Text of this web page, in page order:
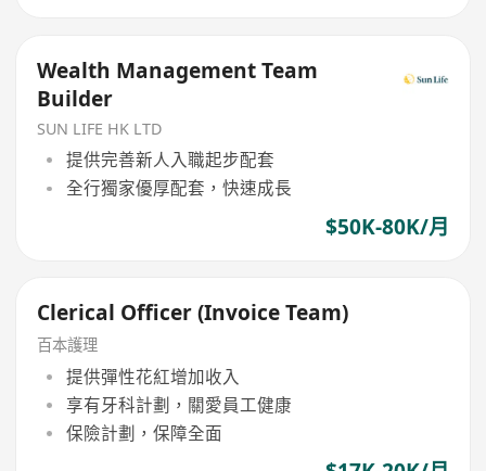
Wealth Management Team
Builder
SUN LIFE HK LTD
提供完善新人入職起步配套
全行獨家優厚配套，快速成長
$50K-80K/月
Clerical Officer (Invoice Team)
百本護理
提供彈性花紅增加收入
享有牙科計劃，關愛員工健康
保險計劃，保障全面